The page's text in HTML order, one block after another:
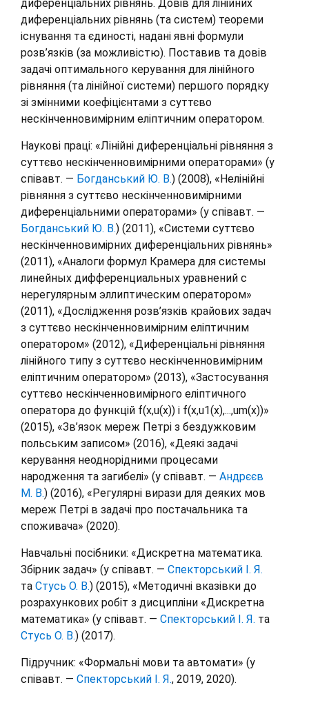
диференціальних рівнянь. Довів для лінійних
диференціальних рівнянь (та систем) теореми
існування та єдиності, надані явні формули
розв’язків (за можливістю). Поставив та довів
задачі оптимального керування для лінійного
рівняння (та лінійної системи) першого порядку
зі змінними коефіцієнтами з суттєво
нескінченновимірним еліптичним оператором.
Наукові праці: «Лінійні диференціальні рівняння з
суттєво нескінченновимірними операторами» (у
співавт. — Богданський Ю. В.) (2008), «Нелінійні
рівняння з суттєво нескінченновимірними
диференціальними операторами» (у співавт. —
Богданський Ю. В.) (2011), «Системи суттєво
нескінченновимірних диференціальних рівнянь»
(2011), «Аналоги формул Крамера для системы
линейных дифференциальных уравнений с
нерегулярным эллиптическим оператором»
(2011), «Дослідження розв’язків крайових задач
з суттєво нескінченновимірним еліптичним
оператором» (2012), «Диференціальні рівняння
лінійного типу з суттєво нескінченновимірним
еліптичним оператором» (2013), «Застосування
суттєво нескінченновимірного еліптичного
оператора до функцій f(x,u(x)) і f(x,u1(x),...,um(x))»
(2015), «Зв’язок мереж Петрі з бездужковим
польським записом» (2016), «Деякі задачі
керування неоднорідними процесами
народження та загибелі» (у співавт. — Андрєєв
М. В.) (2016), «Регулярні вирази для деяких мов
мереж Петрі в задачі про постачальника та
споживача» (2020).
Навчальні посібники: «Дискретна математика.
Збірник задач» (у співавт. — Спекторський І. Я.
та Стусь О. В.) (2015), «Методичні вказівки до
розрахункових робіт з дисципліни «Дискретна
математика» (у співавт. — Спекторський І. Я. та
Стусь О. В.) (2017).
Підручник: «Формальні мови та автомати» (у
співавт. — Спекторський І. Я., 2019, 2020).